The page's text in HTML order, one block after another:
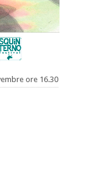
ore 16.30